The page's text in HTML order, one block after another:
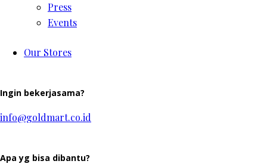
Press
Events
Our Stores
Ingin bekerjasama?
info@goldmart.co.id
Apa yg bisa dibantu?